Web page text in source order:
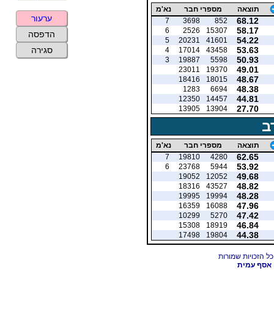
תוצאה מספרי חבר נא'מ
68.12
852
3698
7
58.17
15307
2526
6
54.22
41601
20231
5
53.63
43458
17014
4
50.93
5598
19887
3
49.01
19370
23011
48.67
18015
18416
48.38
6694
1283
44.81
14457
12350
27.70
13904
13905
תוצאה מספרי חבר נא'מ
62.65
4280
19810
7
53.92
5944
23768
6
49.68
12052
19052
48.82
43527
18316
48.28
19994
19995
47.96
16088
16359
47.42
5270
10299
46.84
18919
15308
44.38
19804
17498
אסף עמית
ערעור
הדפסה
סגירה